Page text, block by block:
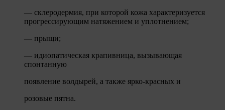
— склеродермия, при которой кожа характеризуется
прогрессирующим натяжением и уплотнением;
— прыщи;
— идиопатическая крапивница, вызывающая
спонтанную
появление волдырей, а также ярко-красных и
розовые пятна.